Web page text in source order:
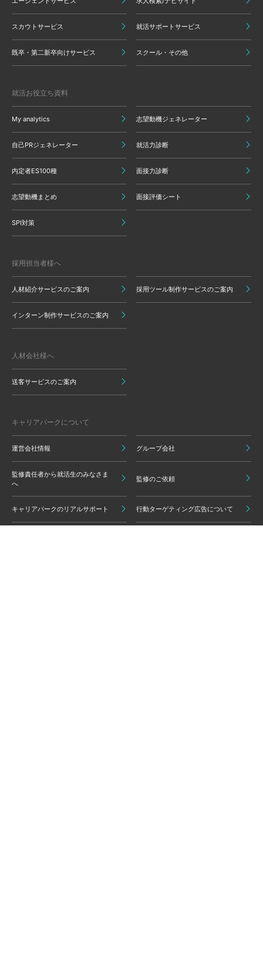
スカウトサービス 就活サポートサービス
既卒・第二新卒向けサービス スクール・その他
就活お役立ち資料
My analytics 志望動機ジェネレーター
自己PRジェネレーター 就活力診断
内定者ES100種 面接力診断
志望動機まとめ 面接評価シート
SPI対策
採用担当者様へ
人材紹介サービスのご案内 採用ツール制作サービスのご案内
インターン制作サービスのご案内
人材会社様へ
送客サービスのご案内
キャリアパークについて
運営会社情報 グループ会社
監修責任者から就活生のみなさま
へ
監修のご依頼
キャリアパークのリアルサポート 行動ターゲティング広告について